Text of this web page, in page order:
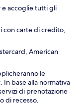
e accoglie tutti gli
con carte di credito,
American
le
In base alla normativa
di prenotazione
di recesso.